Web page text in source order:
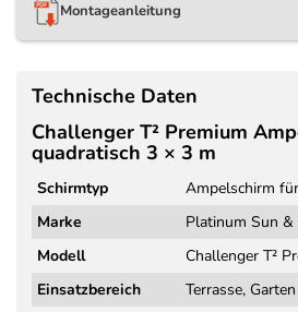
Montageanleitung
Technische Daten
Challenger T² Premium
quadratisch 3 × 3 m
Schirmtyp
Ampelschirm
Marke
Platinum Sun &
Modell
Challenger T²
Einsatzbereich
Terrasse, Garten